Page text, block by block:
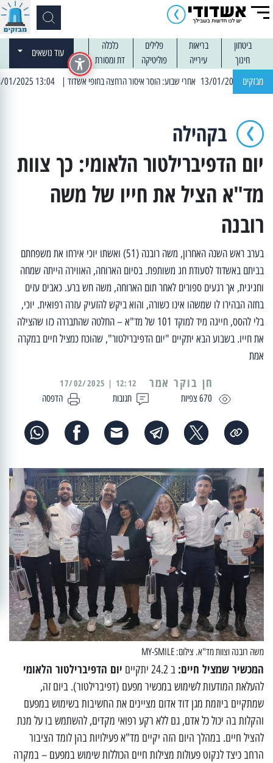
ביטחון בריאות פלילים
כלכלה
חינוך
עירייה פוליטיקה דת ומסורת
עוד נושאים
מבזקים | 13:04 14/01/2025 עובדים בלילות: עבודות קרצוף וריבוד אספלט
בקהילה
יום הדפיברילטור הלאומי: כך צוות
מד"א הציל את חייו של משה
רובנה
בערב ראש השנה האחרון, משה רובנה (51) ואשתו יוכי אירחו את משפחתם
בביתם באשדוד לסעודת חג משותפת. בסיום הארוחה, האווירה הייתה שמחה
וחגיגית, אך רגעים ספורים לאחר תום הארוחה, משה חש ברע. כאבים עזים
בחזה הבהירו לו שמשהו אינו כשורה, והוא ביקש להזעיק עזרה רפואית. יוכי,
בלי להסס, חייגה מיד למוקד 101 של מד"א – החלטה שהתבררה כזו שהצילה
את חייו. בשבוע הבא יתקיים "יום הדפיברילטור", שהוכח כמציל חיים במקרה
אמת
670 צפיות תגובות הדפסה
12:12 | 17/02/2025
משה רובנה וצוות מד"א. צילום: MY-SMILE
המכשיר שמציל חיים: ב 24.2 יתקיים יום הדפיברילטור הלאומי
להעלאת המודעות לשימוש במכשיר מפעם (דפיברילטור). ביום זה,
שמתקיים ביוזמת מגן דוד אדום מציינים את החשיבות בשימוש במפעם
והקלות בה יכול כל אדם, גם ללא רקע רפואי מקדים, להשתמש בו על מנת
להציל חיים. במהלך היום הזה יקיים מד"א פעילויות בהן לומד הציבור
הרחב כיצד לנקוט פעולות מצילות חיים הכוללות שימוש במפעם – במקרה